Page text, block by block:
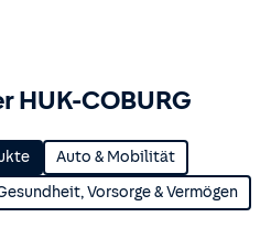
HUK-COBURG
Auto & Mobilität
Vorsorge & Vermögen